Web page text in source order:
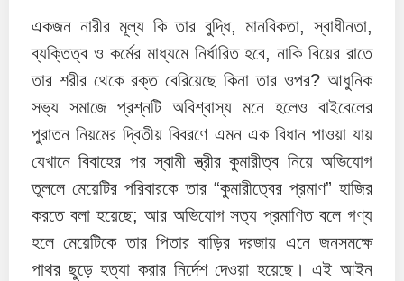
একজন নারীর মূল্য কি তার বুদ্ধি, মানবিকতা, স্বাধীনতা,
ব্যক্তিত্ব ও কর্মের মাধ্যমে নির্ধারিত হবে, নাকি বিয়ের রাতে
তার শরীর থেকে রক্ত বেরিয়েছে কিনা তার ওপর? আধুনিক
সভ্য সমাজে প্রশ্নটি অবিশ্বাস্য মনে হলেও বাইবেলের
পুরাতন নিয়মের দ্বিতীয় বিবরণে এমন এক বিধান পাওয়া যায়
যেখানে বিবাহের পর স্বামী স্ত্রীর কুমারীত্ব নিয়ে অভিযোগ
তুললে মেয়েটির পরিবারকে তার “কুমারীত্বের প্রমাণ” হাজির
করতে বলা হয়েছে; আর অভিযোগ সত্য প্রমাণিত বলে গণ্য
হলে মেয়েটিকে তার পিতার বাড়ির দরজায় এনে জনসমক্ষে
পাথর ছুড়ে হত্যা করার নির্দেশ দেওয়া হয়েছে। এই আইন